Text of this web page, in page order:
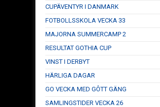
CUPÄVENTYR I DANMARK
FOTBOLLSSKOLA VECKA 33
MAJORNA SUMMERCAMP 2
RESULTAT GOTHIA CUP
VINST I DERBYT
HÄRLIGA DAGAR
GO VECKA MED GÔTT GÄNG
SAMLINGSTIDER VECKA 26